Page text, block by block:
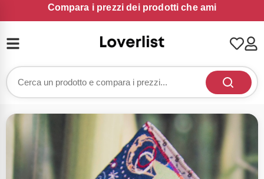
Compara i prezzi dei prodotti che ami